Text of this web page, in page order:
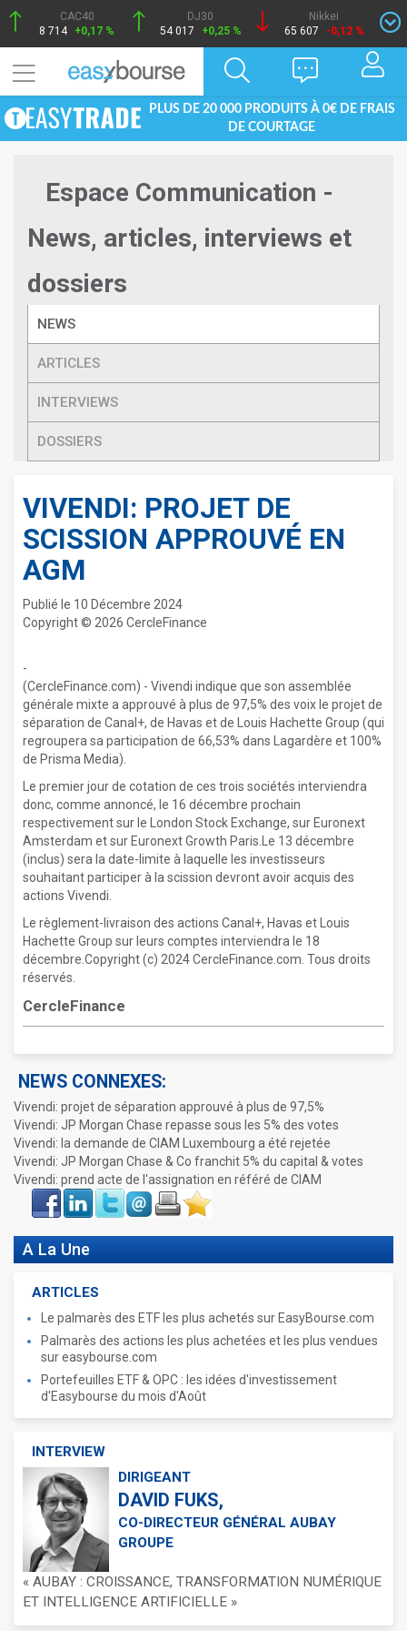
CAC40
8 714 +0,17 %
DJ30
54 017
+0,25 %
Nikkei
65 607
-0,12 %
PLUS DE 20 000 PRODUITS À 0€ DE FRAIS
DE COURTAGE
Espace Communication -
News, articles, interviews et
dossiers
NEWS
ARTICLES
INTERVIEWS
DOSSIERS
VIVENDI: PROJET DE
SCISSION APPROUVÉ EN
AGM
Publié le 10 Décembre 2024
Copyright © 2026 CercleFinance
-
(CercleFinance.com) - Vivendi indique que son assemblée
générale mixte a approuvé à plus de 97,5% des voix le projet de
séparation de Canal+, de Havas et de Louis Hachette Group (qui
regroupera sa participation de 66,53% dans Lagardère et 100%
de Prisma Media).
Le premier jour de cotation de ces trois sociétés interviendra
donc, comme annoncé, le 16 décembre prochain
respectivement sur le London Stock Exchange, sur Euronext
Amsterdam et sur Euronext Growth Paris.Le 13 décembre
(inclus) sera la date-limite à laquelle les investisseurs
souhaitant participer à la scission devront avoir acquis des
actions Vivendi.
Le règlement-livraison des actions Canal+, Havas et Louis
Hachette Group sur leurs comptes interviendra le 18
décembre.Copyright (c) 2024 CercleFinance.com. Tous droits
réservés.
CercleFinance
NEWS CONNEXES:
Vivendi: projet de séparation approuvé à plus de 97,5%
Vivendi: JP Morgan Chase repasse sous les 5% des votes
Vivendi: la demande de CIAM Luxembourg a été rejetée
Vivendi: JP Morgan Chase & Co franchit 5% du capital & votes
Vivendi: prend acte de l'assignation en référé de CIAM
Face
book
LinkIn Twitter Envoyer ImprimerFavoris
A La Une
ARTICLES
Le palmarès des ETF les plus achetés sur EasyBourse.com
Palmarès des actions les plus achetées et les plus vendues
sur easybourse.com
Portefeuilles ETF & OPC : les idées d'investissement
d'Easybourse du mois d'Août
INTERVIEW
DIRIGEANT
DAVID FUKS,
CO-DIRECTEUR GÉNÉRAL AUBAY
GROUPE
« AUBAY : CROISSANCE, TRANSFORMATION NUMÉRIQUE
ET INTELLIGENCE ARTIFICIELLE »